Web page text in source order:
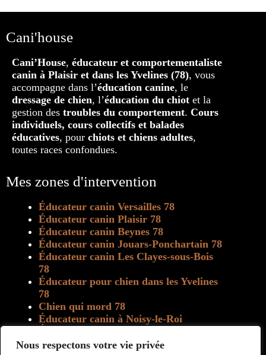
Nous respectons votre vie privée
Cani'house
Cani’House, éducateur et comportementaliste
canin à Plaisir et dans les Yvelines (78), vous
accompagne dans l’éducation canine, le
dressage de chien, l’éducation du chiot et la
gestion des troubles du comportement. Cours
individuels, cours collectifs et balades
éducatives, pour chiots et chiens adultes,
toutes races confondues.
Mes zones d'intervention
Éducateur canin Versailles 78
Éducateur canin Plaisir 78
Éducateur canin Beynes 78
Éducateur canin Jouars-Ponchartain 78
Éducateur canin Les Clayes-sous-Bois
78
Éducateur pour chien dans les Yvelines
78
Chien qui mord 78
Éducateur canin à Noisy-le-Roi
Educateur canin à Villepreux